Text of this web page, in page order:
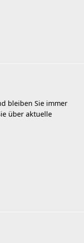
bleiben Sie immer
über aktuelle